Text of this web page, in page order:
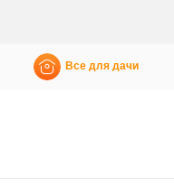
Все для дачи